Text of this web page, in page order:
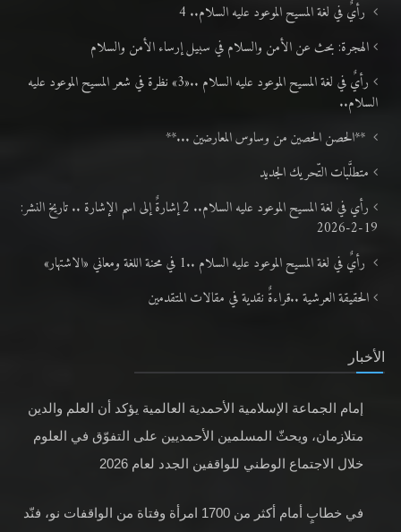
رأيٌ في لغة المسيح الموعود عليه السلام.. 4
الهجرة: بحث عن الأمن والسلام في سبيل إرساء الأمن والسلام
رأيٌ في لغة المسيح الموعود عليه السلام ..«3» نظرة في شعر المسيح الموعود عليه
السلام..
**الحصن الحصين من وساوس المعارضين ...**
متطلَّبات التّحريك الجديد
رأي في لغة المسيح الموعود عليه السلام.. 2 إشارةٌ إلى اسم الإشارة .. تاريخ النشر:
19-2-2026
رأيٌ في لغة المسيح الموعود عليه السلام ..1 في محنة اللغة ومعاني «الاشتهار»
الحقيقة العرشية ..قراءةٌ نقدية في مقالات المتقدمين
الأخبار
إمام الجماعة الإسلامية الأحمدية العالمية يؤكد أن العلم والدين
متلازمان، ويحثّ المسلمين الأحمديين على التفوّق في العلوم
خلال الاجتماع الوطني للواقفين الجدد لعام 2026
في خطابٍ أمام أكثر من 1700 امرأة وفتاة من الواقفات نو، فنّد